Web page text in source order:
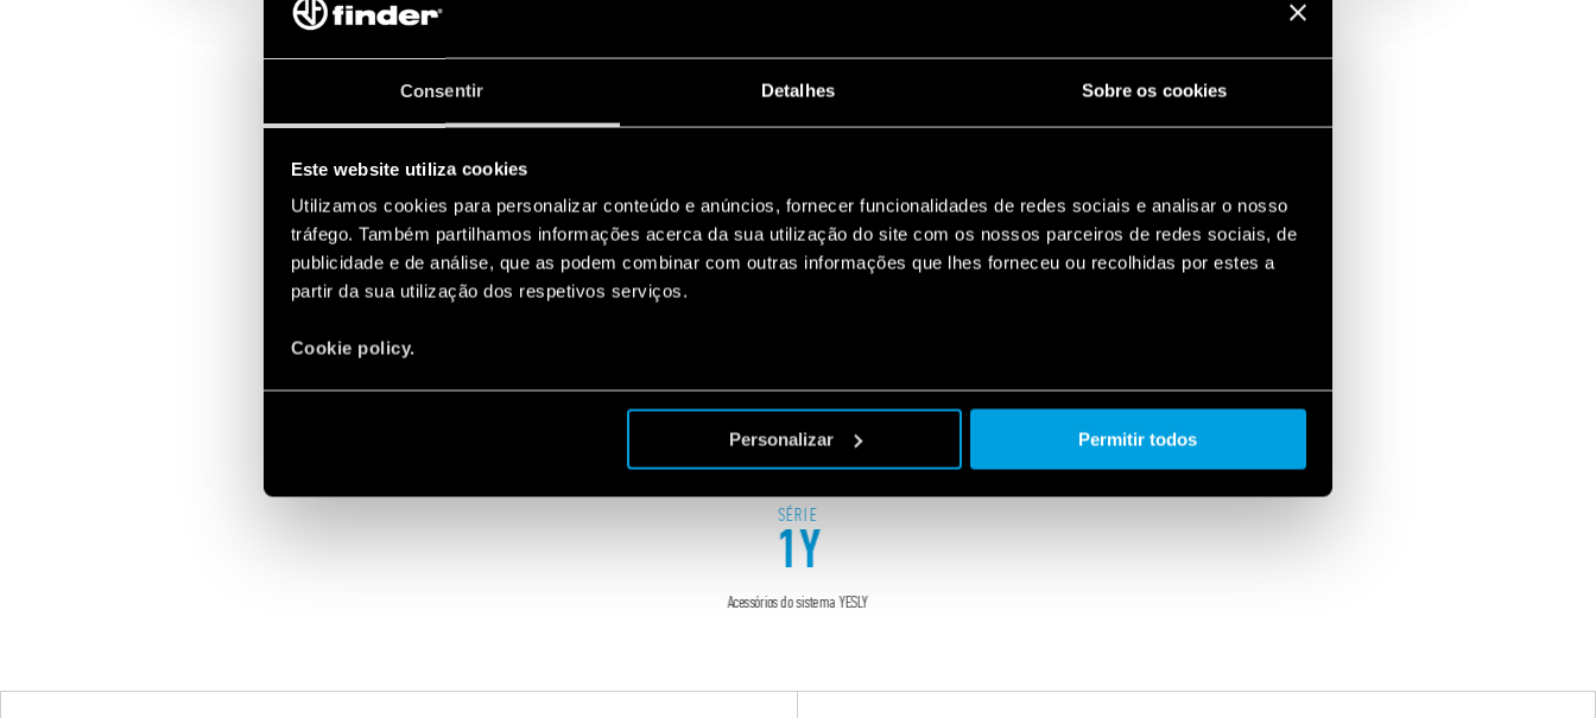
Consentir Detalhes Sobre os cookies
Este website utiliza cookies
Utilizamos cookies para personalizar conteúdo e anúncios, fornecer funcionalidades de redes sociais e analisar o nosso
tráfego. Também partilhamos informações acerca da sua utilização do site com os nossos parceiros de redes sociais, de
publicidade e de análise, que as podem combinar com outras informações que lhes forneceu ou recolhidas por estes a
partir da sua utilização dos respetivos serviços.
Cookie policy.
Personalizar Permitir todos
PRODUTOS EM DESTAQUE
SÉRIE
1Y
Acessórios do sistema YESLY